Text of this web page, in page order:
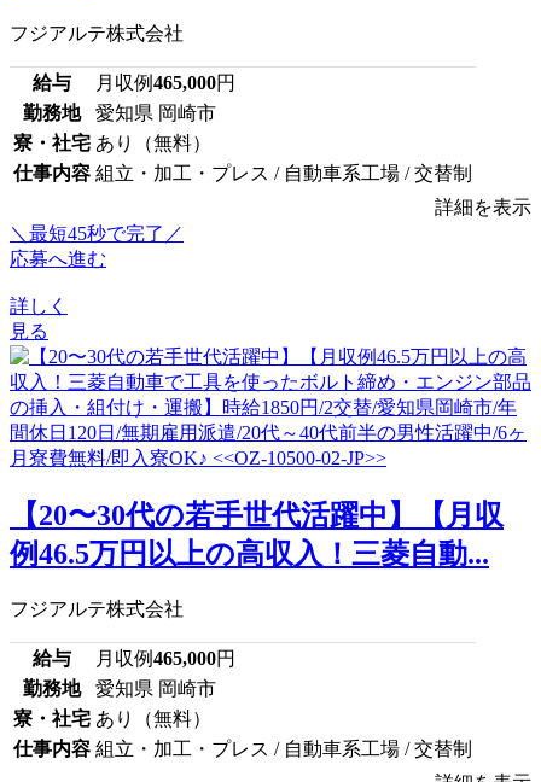
フジアルテ株式会社
給与 月収例465,000円
勤務地
愛知県 岡崎市
寮・社宅 あり（無料）
仕事内容 組立・加工・プレス / 自動車系工場 / 交替制
詳細を表示
＼最短45秒で完了／
応募へ進む
詳しく
見る
【20〜30代の若手世代活躍中】【月収
例46.5万円以上の高収入！三菱自動...
フジアルテ株式会社
給与 月収例465,000円
勤務地
愛知県 岡崎市
寮・社宅 あり（無料）
仕事内容 組立・加工・プレス / 自動車系工場 / 交替制